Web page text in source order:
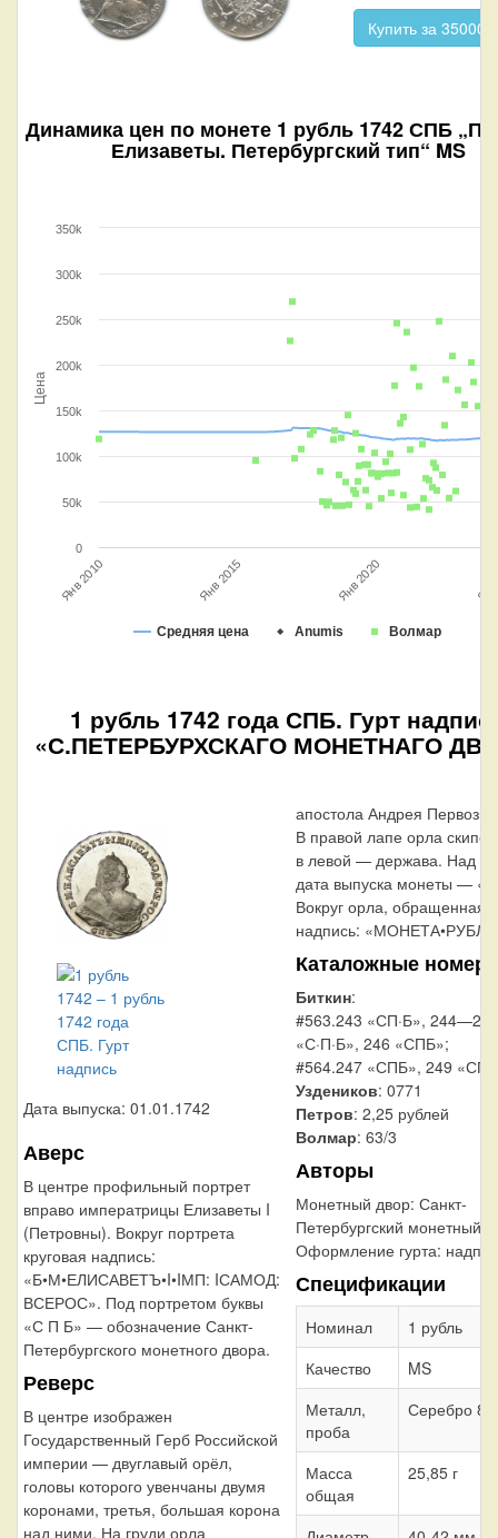
Купить за 35000
Динамика цен по монете 1 рубль 1742 СПБ
Елизаветы. Петербургский тип“ MS
Цена
Средняя цена Anumis Волмар
Янв 2010 Янв 2020
Янв 2015
0
50k
100k
150k
200k
250k
300k
350k
1 рубль 1742 года СПБ. Гурт
«С.ПЕТЕРБУРХСКАГО МОНЕТНАГО
Дата выпуска: 01.01.1742
Аверс
В центре профильный портрет
вправо императрицы Елизаветы I
(Петровны). Вокруг портрета
круговая надпись:
«Б•М•ЕЛИСАВЕТЪ•I•IМП: IСАМОД:
ВСЕРОС». Под портретом буквы
«С П Б» — обозначение Санкт-
Петербургского монетного двора.
Реверс
В центре изображен
Государственный Герб Российской
империи — двуглавый орёл,
головы которого увенчаны двумя
коронами, третья, большая корона
над ними. На груди орла
апостола Андрея
В правой лапе орла
в левой — держава. Над
дата выпуска монеты —
Вокруг орла, обращенная
надпись:
Каталожные номера
Биткин:
#563.243 «СП·Б», 244—245
«С·П·Б», 246 «СПБ»;
#564.247 «СПБ», 249
Уздеников: 0771
Петров: 2,25 рублей
Волмар: 63/3
Авторы
Монетный двор: Санкт-
Петербургский монетный
Оформление гурта:
Спецификации
Номинал
1 рубль
Качество
MS
Металл,
проба
Серебро
Масса
общая
25,85 г